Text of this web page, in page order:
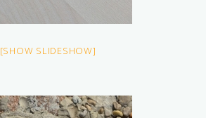
[SHOW SLIDESHOW]